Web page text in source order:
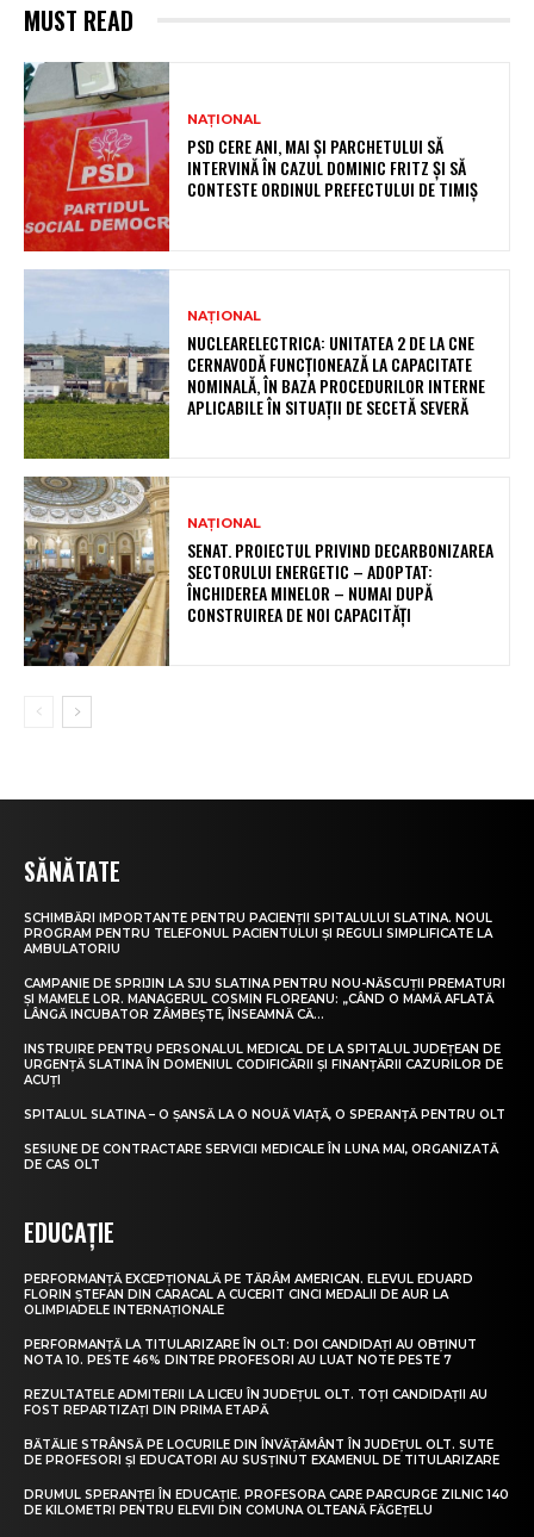
MUST READ
NAȚIONAL
PSD CERE ANI, MAI ȘI PARCHETULUI SĂ
INTERVINĂ ÎN CAZUL DOMINIC FRITZ ȘI SĂ
CONTESTE ORDINUL PREFECTULUI DE TIMIȘ
NAȚIONAL
NUCLEARELECTRICA: UNITATEA 2 DE LA CNE
CERNAVODĂ FUNCȚIONEAZĂ LA CAPACITATE
NOMINALĂ, ÎN BAZA PROCEDURILOR INTERNE
APLICABILE ÎN SITUAȚII DE SECETĂ SEVERĂ
NAȚIONAL
SENAT. PROIECTUL PRIVIND DECARBONIZAREA
SECTORULUI ENERGETIC – ADOPTAT:
ÎNCHIDEREA MINELOR – NUMAI DUPĂ
CONSTRUIREA DE NOI CAPACITĂȚI
SĂNĂTATE
SCHIMBĂRI IMPORTANTE PENTRU PACIENȚII SPITALULUI SLATINA. NOUL
PROGRAM PENTRU TELEFONUL PACIENTULUI ȘI REGULI SIMPLIFICATE LA
AMBULATORIU
CAMPANIE DE SPRIJIN LA SJU SLATINA PENTRU NOU-NĂSCUȚII PREMATURI
ȘI MAMELE LOR. MANAGERUL COSMIN FLOREANU: „CÂND O MAMĂ AFLATĂ
LÂNGĂ INCUBATOR ZÂMBEȘTE, ÎNSEAMNĂ CĂ...
INSTRUIRE PENTRU PERSONALUL MEDICAL DE LA SPITALUL JUDEȚEAN DE
URGENȚĂ SLATINA ÎN DOMENIUL CODIFICĂRII ȘI FINANȚĂRII CAZURILOR DE
ACUȚI
SPITALUL SLATINA – O ȘANSĂ LA O NOUĂ VIAȚĂ, O SPERANȚĂ PENTRU OLT
SESIUNE DE CONTRACTARE SERVICII MEDICALE ÎN LUNA MAI, ORGANIZATĂ
DE CAS OLT
EDUCAȚIE
PERFORMANȚĂ EXCEPȚIONALĂ PE TĂRÂM AMERICAN. ELEVUL EDUARD
FLORIN ȘTEFAN DIN CARACAL A CUCERIT CINCI MEDALII DE AUR LA
OLIMPIADELE INTERNAȚIONALE
PERFORMANȚĂ LA TITULARIZARE ÎN OLT: DOI CANDIDAȚI AU OBȚINUT
NOTA 10. PESTE 46% DINTRE PROFESORI AU LUAT NOTE PESTE 7
REZULTATELE ADMITERII LA LICEU ÎN JUDEȚUL OLT. TOȚI CANDIDAȚII AU
FOST REPARTIZAȚI DIN PRIMA ETAPĂ
BĂTĂLIE STRÂNSĂ PE LOCURILE DIN ÎNVĂȚĂMÂNT ÎN JUDEȚUL OLT. SUTE
DE PROFESORI ȘI EDUCATORI AU SUSȚINUT EXAMENUL DE TITULARIZARE
DRUMUL SPERANȚEI ÎN EDUCAȚIE. PROFESORA CARE PARCURGE ZILNIC 140
DE KILOMETRI PENTRU ELEVII DIN COMUNA OLTEANĂ FĂGEȚELU